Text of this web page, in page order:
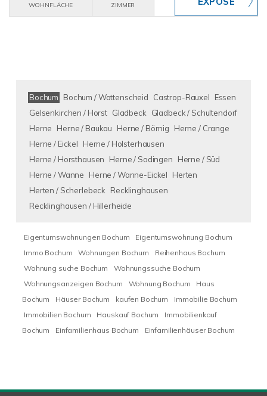
WOHNFLÄCHE
ZIMMER
Bochum Bochum / Wattenscheid Castrop-Rauxel
Essen
Gelsenkirchen / Horst Gladbeck
Gladbeck / Schultendorf
Herne
Herne / Baukau Herne / Börnig
Herne / Crange
Herne / Eickel
Herne / Holsterhausen
Herne / Horsthausen
Herne / Sodingen
Herne / Süd
Herne / Wanne
Herne / Wanne-Eickel
Herten
Herten / Scherlebeck
Recklinghausen
Recklinghausen / Hillerheide
Eigentumswohnungen Bochum
Eigentumswohnung Bochum
Immo Bochum
Wohnungen Bochum
Reihenhaus Bochum
Wohnung suche Bochum
Wohnungssuche Bochum
Wohnungsanzeigen Bochum
Wohnung Bochum
Haus
Bochum
Häuser Bochum kaufen Bochum
Immobilie Bochum
Immobilien Bochum
Hauskauf Bochum
Immobilienkauf
Bochum
Einfamilienhaus Bochum Einfamilienhäuser Bochum